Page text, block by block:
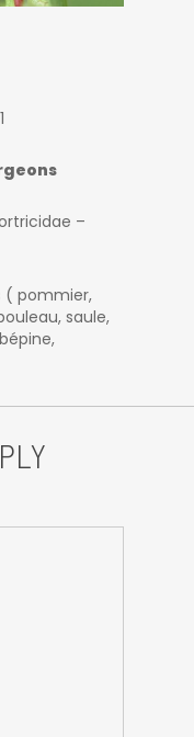
–
( pommier,
saule,